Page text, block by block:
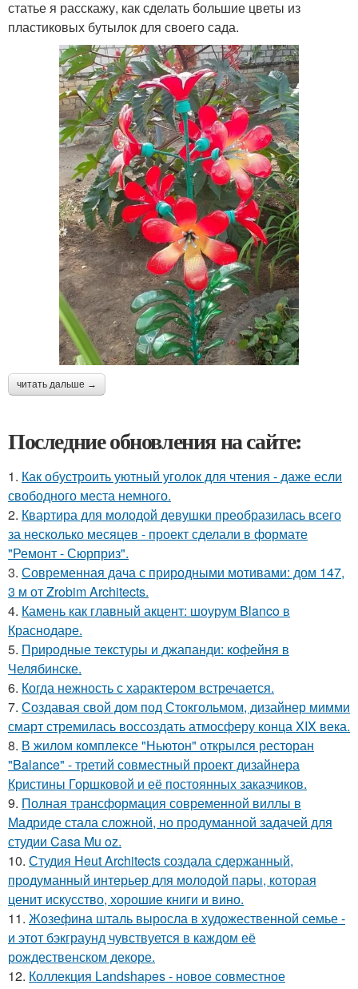
статье я расскажу, как сделать большие цветы из
пластиковых бутылок для своего сада.
читать дальше →
Последние обновления на сайте:
1. Как обустроить уютный уголок для чтения - даже если
свободного места немного.
2. Квартира для молодой девушки преобразилась всего
за несколько месяцев - проект сделали в формате
"Ремонт - Сюрприз".
3. Современная дача с природными мотивами: дом 147,
3 м от Zrobim Architects.
4. Камень как главный акцент: шоурум Blanco в
Краснодаре.
5. Природные текстуры и джапанди: кофейня в
Челябинске.
6. Когда нежность с характером встречается.
7. Создавая свой дом под Стокгольмом, дизайнер мимми
смарт стремилась воссоздать атмосферу конца XIX века.
8. В жилом комплексе "Ньютон" открылся ресторан
"Balance" - третий совместный проект дизайнера
Кристины Горшковой и её постоянных заказчиков.
9. Полная трансформация современной виллы в
Мадриде стала сложной, но продуманной задачей для
студии Casa Mu oz.
10. Студия Heut Architects создала сдержанный,
продуманный интерьер для молодой пары, которая
ценит искусство, хорошие книги и вино.
11. Жозефина шталь выросла в художественной семье -
и этот бэкграунд чувствуется в каждом её
рождественском декоре.
12. Коллекция Landshapes - новое совместное